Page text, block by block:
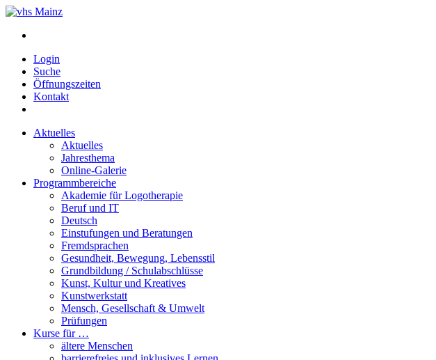
Login
Suche
Öffnungszeiten
Kontakt
Aktuelles
Aktuelles
Jahresthema
Online-Galerie
Programmbereiche
Akademie für Logotherapie
Beruf und IT
Deutsch
Einstufungen und Beratungen
Fremdsprachen
Gesundheit, Bewegung, Lebensstil
Grundbildung / Schulabschlüsse
Kunst, Kultur und Kreatives
Kunstwerkstatt
Mensch, Gesellschaft & Umwelt
Prüfungen
Kurse für …
ältere Menschen